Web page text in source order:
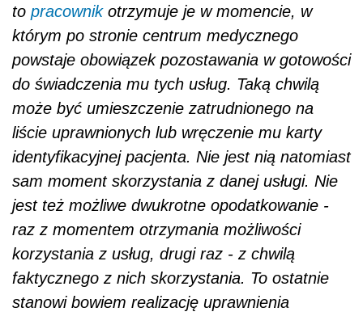
to pracownikotrzymuje je w momencie, w
którym po stronie centrum medycznego
powstaje obowiązek pozostawania w gotowości
do świadczenia mu tych usług. Taką chwilą
może być umieszczenie zatrudnionego na
liście uprawnionych lub wręczenie mu karty
identyfikacyjnej pacjenta. Nie jest nią natomiast
sam moment skorzystania z danej usługi. Nie
jest też możliwe dwukrotne opodatkowanie -
raz z momentem otrzymania możliwości
korzystania z usług, drugi raz - z chwilą
faktycznego z nich skorzystania. To ostatnie
stanowi bowiem realizację uprawnienia